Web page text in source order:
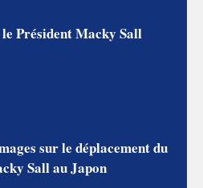
Président Macky Sall
sur le déplacement du
Sall au Japon